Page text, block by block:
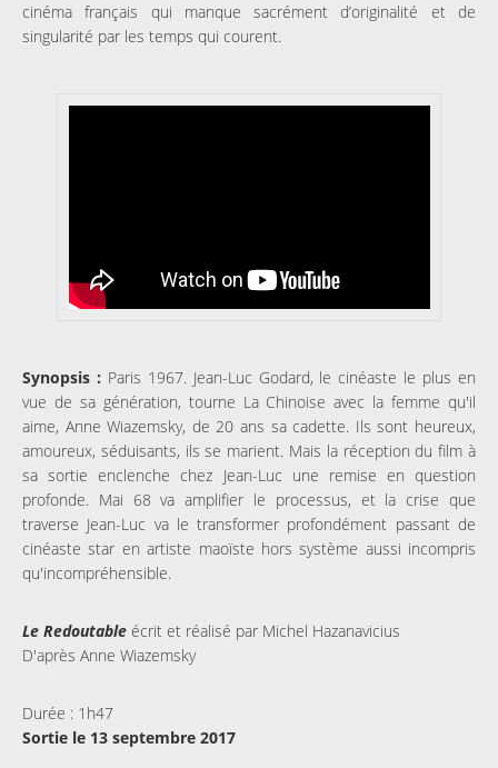
cinéma français qui manque sacrément d’originalité et de
singularité par les temps qui courent.
Synopsis : Paris 1967. Jean-Luc Godard, le cinéaste le plus en
vue de sa génération, tourne La Chinoise avec la femme qu'il
aime, Anne Wiazemsky, de 20 ans sa cadette. Ils sont heureux,
amoureux, séduisants, ils se marient. Mais la réception du film à
sa sortie enclenche chez Jean-Luc une remise en question
profonde. Mai 68 va amplifier le processus, et la crise que
traverse Jean-Luc va le transformer profondément passant de
cinéaste star en artiste maoïste hors système aussi incompris
qu'incompréhensible.
Le Redoutable écrit et réalisé par Michel Hazanavicius
D'après Anne Wiazemsky
Durée : 1h47
Sortie le 13 septembre 2017